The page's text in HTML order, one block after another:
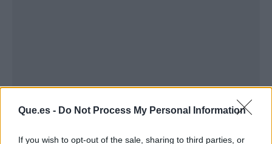
Que.es - Do Not Process My Personal Information
If you wish to opt-out of the sale, sharing to third parties, or
Publicidad